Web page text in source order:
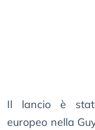
Il lancio è
europeo nella